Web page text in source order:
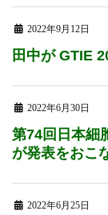
2022年9月12日
田中が GTIE
2022年6月30日
第74回日本細
が発表をおこ
2022年6月25日